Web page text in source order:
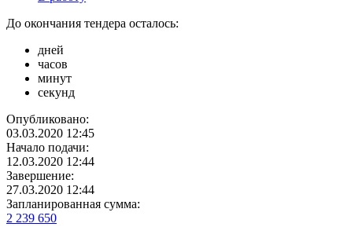
До окончания тендера осталось:
дней
часов
минут
секунд
Опубликовано:
03.03.2020 12:45
Начало подачи:
12.03.2020 12:44
Завершение:
27.03.2020 12:44
Запланированная сумма:
2 239 650